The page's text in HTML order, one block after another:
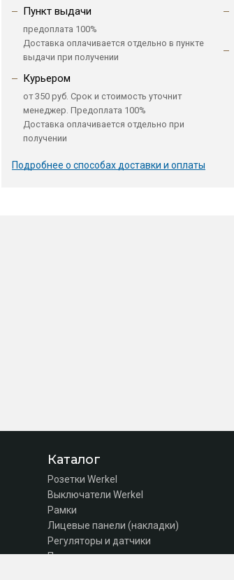
Пункт выдачи
предоплата 100%
Доставка оплачивается отдельно в пункте
выдачи при получении
Курьером
от 350 руб. Срок и стоимость уточнит
менеджер. Предоплата 100%
Доставка оплачивается отдельно при
получении
Подробнее о способах доставки и оплаты
Каталог
Розетки Werkel
Выключатели Werkel
Рамки
Лицевые панели (накладки)
Регуляторы и датчики
Подсветка лестниц